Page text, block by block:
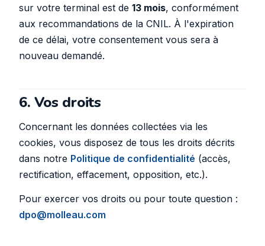
sur votre terminal est de 13 mois, conformément
aux recommandations de la CNIL. À l'expiration
de ce délai, votre consentement vous sera à
nouveau demandé.
6. Vos droits
Concernant les données collectées via les
cookies, vous disposez de tous les droits décrits
dans notre Politique de confidentialité (accès,
rectification, effacement, opposition, etc.).
Pour exercer vos droits ou pour toute question :
dpo@molleau.com